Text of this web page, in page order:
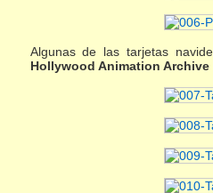
Algunas de las tarjetas
Hollywood Animation Archive